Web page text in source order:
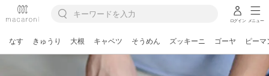
ログイン メニュー
なす きゅうり 大根 キャベツ そうめん ズッキーニ ゴーヤ ピーマ